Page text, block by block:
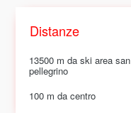
Distanze
13500 m da ski area san
pellegrino
100 m da centro